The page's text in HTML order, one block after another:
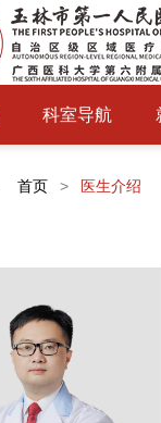
科室导航
首页 > 医生介绍